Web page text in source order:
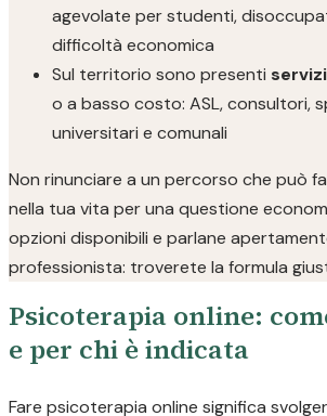
agevolate per studenti,
difficoltà economica
Sul territorio sono presenti
o a basso costo: ASL, consultori,
universitari e comunali
Non rinunciare a un percorso che può
nella tua vita per una questione
opzioni disponibili e parlane
professionista: troverete la formula
Psicoterapia online:
e per chi è indicata
Fare psicoterapia online significa